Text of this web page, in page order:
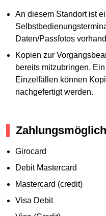
An diesem Standort ist
Daten/Passfotos
Kopien zur
bereits mitzubringen.
Einzelfällen können
nachgefertigt werden.
Girocard
Debit Mastercard
Mastercard (credit)
Visa Debit